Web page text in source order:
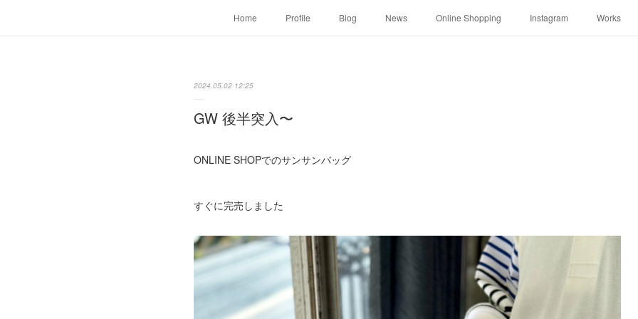
Home Profile Blog News Online Shopping Instagram Works
2024.05.02 12:25
GW 後半突入〜
ONLINE SHOPでのサンサンバッグ
すぐに完売しました